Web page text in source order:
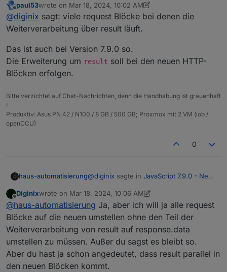
Weiterverarbeitung über result läuft. Wäre echt gut,
wenn sowohl der Variablenname als auch der Inhalt bei
den neuen Blöcken identisch bliebe. response.data
schaue ich mir gerne mal an, aber damit alle
produktiven Skripte weiter funktionieren, wäre diese
Offline
paul53wrote on Mar 18, 2024, 10:02 AM
last edited by paul53Mar 18, 2024, 11:08 AM
@diginix sagt: viele request Blöcke bei denen die
Weiterverarbeitung über result läuft.
Das ist auch bei Version 7.9.0 so.
Die Erweiterung um result soll bei den neuen HTTP-
Blöcken erfolgen.
Bitte verzichtet auf Chat-Nachrichten, denn die Handhabung ist grauenhaft
!
Produktiv: Asus PN 42 / N100 / 8 GB / 500 GB; Proxmox mit 2 VM (iob /
openCCU)
0
haus-automatisierung@diginix sagte in JavaScript 7.9.0 - Neue
Gut dass ich noch auf 7.8 bin.
Total egal, den Request-Block gibts in
den neueren Versionen ja auch noch.
Funktioniert weiterhin.
Offline
Diginixwrote on Mar 18, 2024, 10:06 AM
last edited by DiginixMar 18, 2024, 11:07 AM
@haus-automatisierung Ja, aber ich will ja alle request
Blöcke auf die neuen umstellen ohne den Teil der
Weiterverarbeitung von result auf response.data
umstellen zu müssen. Außer du sagst es bleibt so.
Aber du hast ja schon angedeutet, dass result parallel in
den neuen Blöcken kommt.